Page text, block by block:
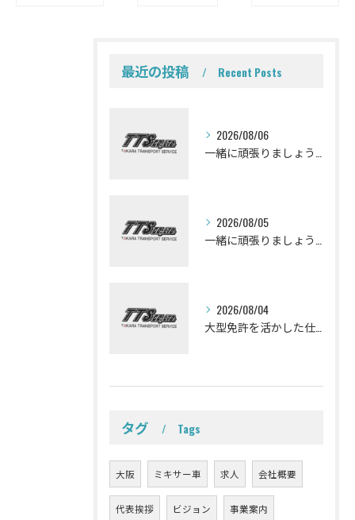
最近の投稿 Recent Posts
2026/08/06
2026/08/05
2026/08/04
タグ Tags
大阪 ミキサー車 求人 会社概要
代表挨拶 ビジョン 事業案内